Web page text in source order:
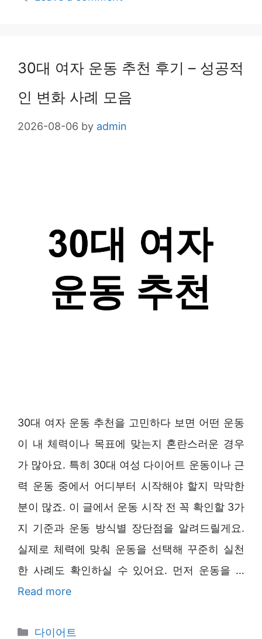
30대 여자 운동 추천 후기 – 성공적
인 변화 사례 모음
2026-08-06 by admin
30대 여자 운동 추천을 고민하다 보면 어떤 운동
이 내 체력이나 목표에 맞는지 혼란스러운 경우
가 많아요. 특히 30대 여성 다이어트 운동이나 근
력 운동 중에서 어디부터 시작해야 할지 막막한
분이 많죠. 이 글에서 운동 시작 전 꼭 확인할 3가
지 기준과 운동 방식별 장단점을 알려드릴게요.
실제로 체력에 맞춰 운동을 선택해 꾸준히 실천
한 사례도 확인하실 수 있어요. 먼저 운동을 …
Read more
Categories
다이어트